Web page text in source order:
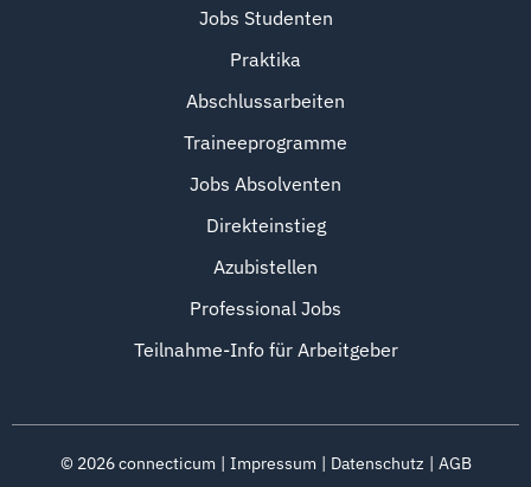
Jobs Studenten
Praktika
Abschlussarbeiten
Traineeprogramme
Jobs Absolventen
Direkteinstieg
Azubistellen
Professional Jobs
Teilnahme-Info für Arbeitgeber
© 2026connecticum Impressum Datenschutz AGB